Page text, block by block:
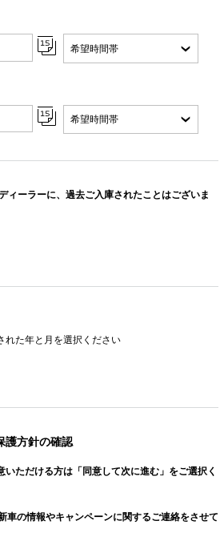
ーラーに、過去ご入庫されたことはございま
れた年と月を選択ください
護方針の確認
いただける方は「同意して次に進む」をご選択く
車の情報やキャンペーンに関するご連絡をさせて